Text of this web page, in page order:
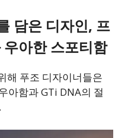
담은 디자인, 프
아한 스포티함
해 푸조 디자이너들은
아함과 GTi DNA의 절